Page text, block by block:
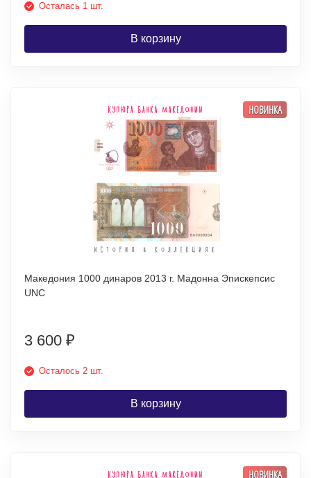
Осталась 1 шт.
В корзину
НОВИНКА
Македония 1000 динаров 2013 г. Мадонна Эпискепсис
UNC
3 600 ₽
Осталось 2 шт.
В корзину
НОВИНКА